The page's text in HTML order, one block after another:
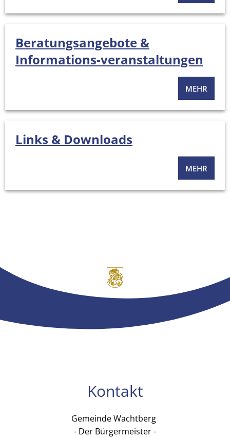
Beratungsangebote &
Informations-veranstaltungen
MEHR
Links & Downloads
MEHR
Kontakt
Gemeinde Wachtberg
- Der Bürgermeister -